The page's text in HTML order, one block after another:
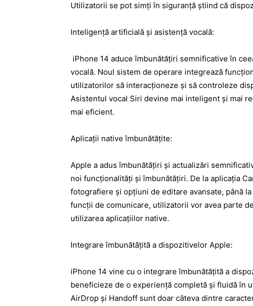
Utilizatorii se pot simți în siguranță știind că
Inteligență artificială și asistență vocală:
iPhone 14 aduce îmbunătățiri semnificative în
vocală. Noul sistem de operare integrează
utilizatorilor să interacționeze și să controleze
Asistentul vocal Siri devine mai inteligent și mai
mai eficient.
Aplicații native îmbunătățite:
Apple a adus îmbunătățiri și actualizări
noi funcționalități și îmbunătățiri. De la aplicația
fotografiere și opțiuni de editare avansate, până
funcții de comunicare, utilizatorii vor avea parte
utilizarea aplicațiilor native.
Integrare îmbunătățită a dispozitivelor Apple:
iPhone 14 vine cu o integrare îmbunătățită a
beneficieze de o experiență completă și fluidă în
AirDrop și Handoff sunt doar câteva dintre